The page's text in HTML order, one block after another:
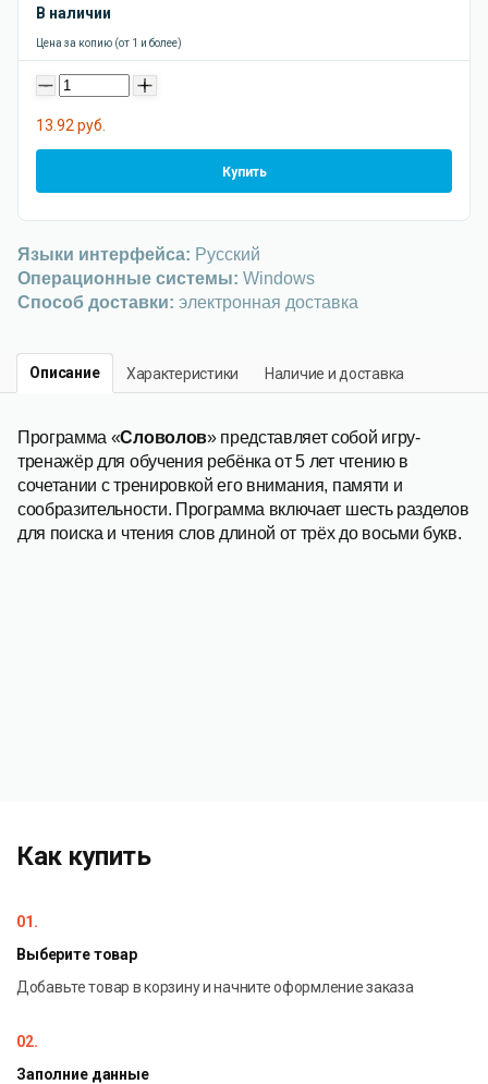
В наличии
Цена за копию (от 1 и более)
- +
13.92 руб.
Купить
Языки интерфейса: Русский
Операционные системы: Windows
Способ доставки: электронная доставка
Описание Характеристики Наличие и доставка
Программа «Словолов» представляет собой игру-
тренажёр для обучения ребёнка от 5 лет чтению в
сочетании с тренировкой его внимания, памяти и
сообразительности. Программа включает шесть разделов
для поиска и чтения слов длиной от трёх до восьми букв.
Как купить
01.
Выберите товар
Добавьте товар в корзину и начните оформление заказа
02.
Заполние данные